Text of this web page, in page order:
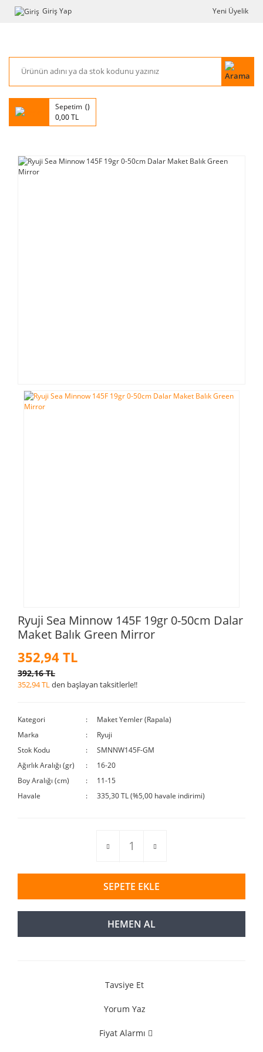
Giriş Yap Yeni Üyelik
Sepetim
0,00 TL
Ryuji Sea Minnow 145F 19gr 0-50cm Dalar
Maket Balık Green Mirror
352,94 TL
392,16 TL
352,94 TLden başlayan taksitlerle!!
Kategori
Maket Yemler (Rapala)
Marka
Ryuji
Stok Kodu
SMNNW145F-GM
Ağırlık Aralığı (gr)
16-20
Boy Aralığı (cm)
11-15
Havale
335,30 TL (%5,00 havale indirimi)
SEPETE EKLE
HEMEN AL
Tavsiye Et
Yorum Yaz
Fiyat Alarmı